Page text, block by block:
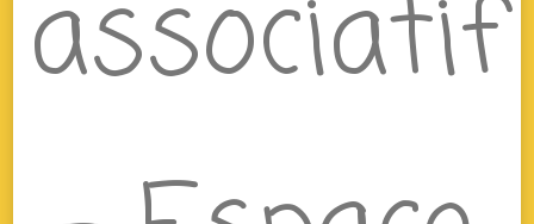
associatif